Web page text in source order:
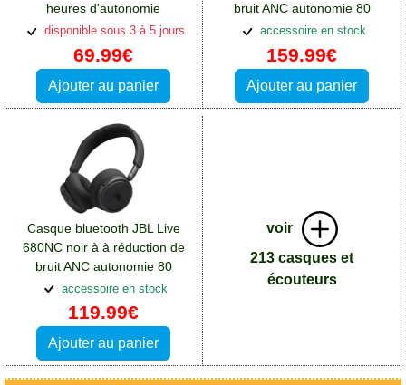
heures d'autonomie
totale:Accessoires Wiko View
4 Lite
disponible sous 3 à 5 jours
69.99€
Ajouter au panier
bruit ANC autonomie 80
heures:Accessoires Wiko View
4 Lite
accessoire en stock
159.99€
Ajouter au panier
Casque bluetooth JBL Live
680NC noir à à réduction de
bruit ANC autonomie 80
heures:Accessoires Wiko View
4 Lite
accessoire en stock
119.99€
Ajouter au panier
voir
213 casques et
écouteurs